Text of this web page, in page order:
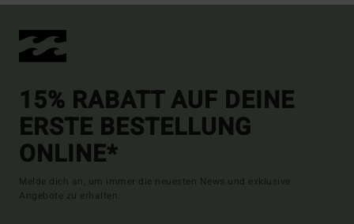
15% RABATT AUF DEINE
ERSTE BESTELLUNG
ONLINE*
Melde dich an, um immer die neuesten News und exklusive
Angebote zu erhalten.